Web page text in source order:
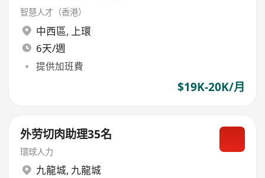
智慧人才（香港）
中西區, 上環
6天/週
提供加班費
$19K-20K/月
外劳切肉助理35名
環球人力
九龍城, 九龍城